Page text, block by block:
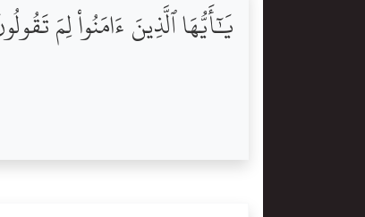
يَٰٓأَيُّهَا ٱلَّذِينَ ءَامَنُواْ لِمَ